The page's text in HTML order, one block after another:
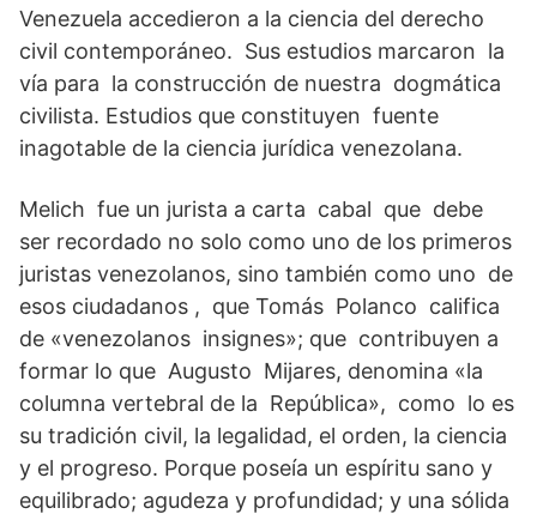
Venezuela accedieron a la ciencia del derecho
civil contemporáneo. Sus estudios marcaron la
vía para la construcción de nuestra dogmática
civilista. Estudios que constituyen fuente
inagotable de la ciencia jurídica venezolana.
Melich fue un jurista a carta cabal que debe
ser recordado no solo como uno de los primeros
juristas venezolanos, sino también como uno de
esos ciudadanos , que Tomás Polanco califica
de «venezolanos insignes»; que contribuyen a
formar lo que Augusto Mijares, denomina «la
columna vertebral de la República», como lo es
su tradición civil, la legalidad, el orden, la ciencia
y el progreso. Porque poseía un espíritu sano y
equilibrado; agudeza y profundidad; y una sólida